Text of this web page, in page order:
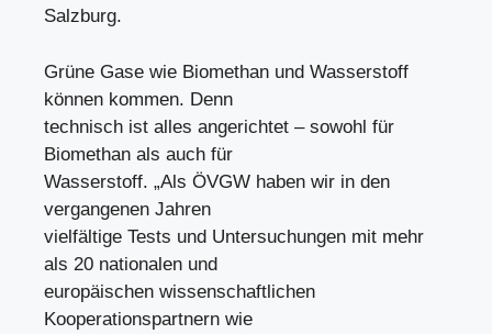
Salzburg.
Grüne Gase wie Biomethan und Wasserstoff
können kommen. Denn
technisch ist alles angerichtet – sowohl für
Biomethan als auch für
Wasserstoff. „Als ÖVGW haben wir in den
vergangenen Jahren
vielfältige Tests und Untersuchungen mit mehr
als 20 nationalen und
europäischen wissenschaftlichen
Kooperationspartnern wie